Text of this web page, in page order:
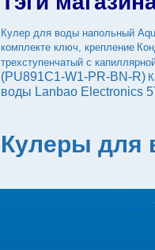
Кулер для воды напольный
комплекте ключ, крепление
трехступенчатый с
(PU891C1-W1-PR-BN-R)
воды Lanbao Electronics
Кулеры для